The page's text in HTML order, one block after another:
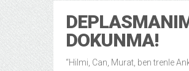
DOKUNMA!
“Hilmi, Can, Murat, ben trenle